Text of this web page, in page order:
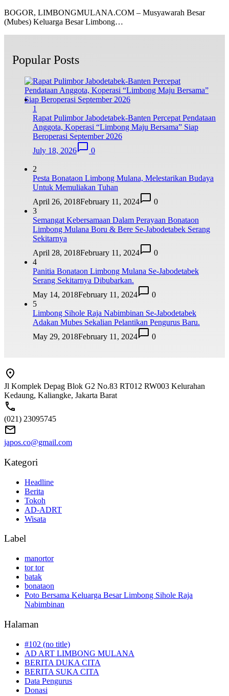
BOGOR, LIMBONGMULANA.COM – Musyawarah Besar
(Mubes) Keluarga Besar Limbong…
Popular Posts
1
Rapat Pulimbor Jabodetabek-Banten Percepat Pendataan
Anggota, Koperasi “Limbong Maju Bersama” Siap
Beroperasi September 2026
July 18, 2026
0
2
Pesta Bonataon Limbong Mulana, Melestarikan Budaya
Untuk Memuliakan Tuhan
April 26, 2018February 11, 2024
0
3
Semangat Kebersamaan Dalam Perayaan Bonataon
Limbong Mulana Boru & Bere Se-Jabodetabek Serang
Sekitarnya
April 28, 2018February 11, 2024
0
4
Panitia Bonataon Limbong Mulana Se-Jabodetabek
Serang Sekitarnya Dibubarkan.
May 14, 2018February 11, 2024
0
5
Limbong Sihole Raja Nabimbinan Se-Jabodetabek
Adakan Mubes Sekalian Pelantikan Pengurus Baru.
May 29, 2018February 11, 2024 0
Jl Komplek Depag Blok G2 No.83 RT012 RW003 Kelurahan
Kedaung, Kaliangke, Jakarta Barat
(021) 23095745
japos.co@gmail.com
Kategori
Headline
Berita
Tokoh
AD-ADRT
Wisata
Label
manortor
tor tor
batak
bonataon
Poto Bersama Keluarga Besar Limbong Sihole Raja
Nabimbinan
Halaman
#102 (no title)
AD ART LIMBONG MULANA
BERITA DUKA CITA
BERITA SUKA CITA
Data Pengurus
Donasi